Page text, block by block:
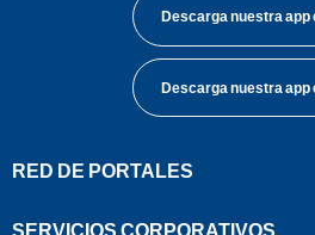
Descarga nuestra app
Descarga nuestra app
RED DE PORTALES
SERVICIOS CORPORATIVOS